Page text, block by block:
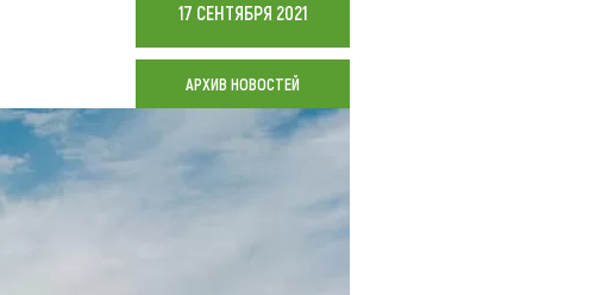
Мотели, придорожные отели
Коллекция впечатлений
17 СЕНТЯБРЯ 2021
АРХИВ НОВОСТЕЙ